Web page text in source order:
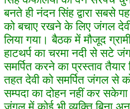
बनते ही नंदन सिंह द्वारा सबसे
को बचाए रखने के लिए जंगल
लिया गया। बैठक में मौजूद
हाटथर्प का चरमा नदी से सटे
समर्पित करने का प्रस्ताव
तहत देवी को समर्पित जंगल से
सम्पदा का दोहन नहीं कर